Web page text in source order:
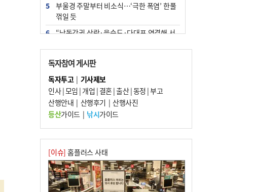
5
부울경 주말부터 비소식…‘극한 폭염’ 한풀
꺾일 듯
6
“낙동강권 삼락·을숙도·다대포 연결해 서
7
오늘의 날씨- 2026년 8월 7일
8
외국인 선원 ‘인신매매 경유지’ 된 부산…
우려가 현실로
9
[사설] 해수부 신청사 북항으로 확정, 해양
수도 도약의 전환점
10 르노 못 타는 부산시장…관용차 규정에 막
힌 지역기업 응원
독자참여 게시판
독자투고| 기사제보
인사|모임 | 개업 | 결혼|출산|동정 |부고
산행안내 | 산행후기 | 산행사진
등산가이드| 낚시가이드
[이슈] 홈플러스 사태